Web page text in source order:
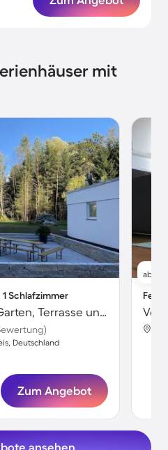
mit
1 Schlafzimmer
Bed & Breakfast mit Garten, Terrasse und Grill | Gartenblick
Deutschland
Zum Angebot
ab
ansehen